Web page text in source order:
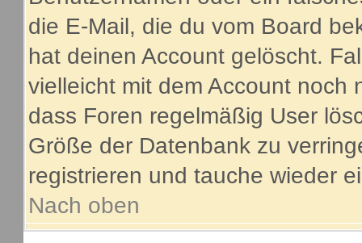
die E-Mail, die du vom Board
hat deinen Account gelöscht.
vielleicht mit dem Account noch
dass Foren regelmäßig User
Größe der Datenbank zu
registrieren und tauche wieder
Nach oben